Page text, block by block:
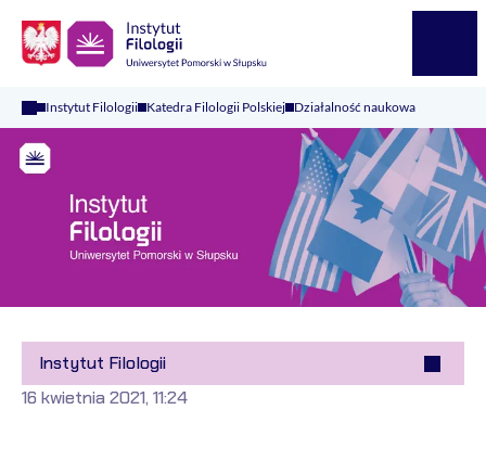
Instytut Filologii Katedra Filologii Polskiej Działalność naukowa
Instytut Filologii
16 kwietnia 2021, 11:24